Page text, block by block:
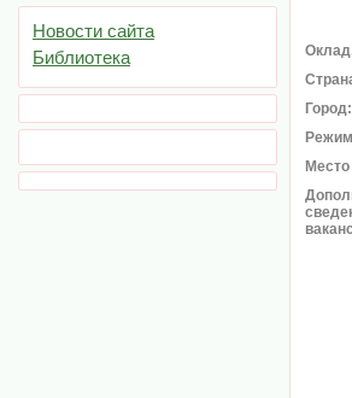
Новости сайта
Библиотека
Город: